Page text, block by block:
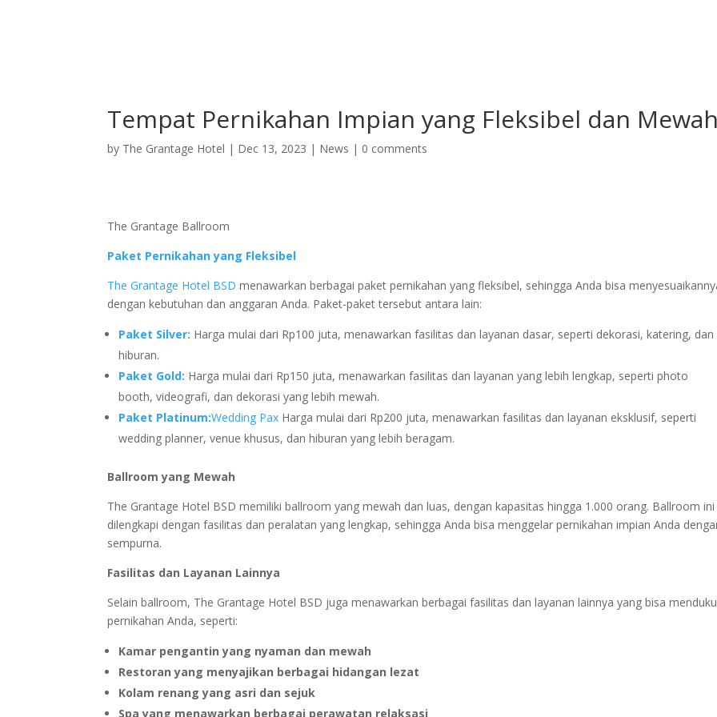
Tempat Pernikahan Impian yang Fleksibel dan Mewah
by The Grantage Hotel | Dec 13, 2023 | News | 0 comments
The Grantage Ballroom
Paket Pernikahan yang Fleksibel
The Grantage Hotel BSD menawarkan berbagai paket pernikahan yang fleksibel, sehingga Anda bisa
dengan kebutuhan dan anggaran Anda. Paket-paket tersebut antara lain:
Paket Silver: Harga mulai dari Rp100 juta, menawarkan fasilitas dan layanan dasar, seperti dekorasi, katering, dan
hiburan.
Paket Gold: Harga mulai dari Rp150 juta, menawarkan fasilitas dan layanan yang lebih lengkap, seperti photo
booth, videografi, dan dekorasi yang lebih mewah.
Paket Platinum:Wedding Pax Harga mulai dari Rp200 juta, menawarkan fasilitas dan layanan eksklusif, seperti
wedding planner, venue khusus, dan hiburan yang lebih beragam.
Ballroom yang Mewah
The Grantage Hotel BSD memiliki ballroom yang mewah dan luas, dengan kapasitas hingga 1.000 orang. Ballroom ini
dilengkapi dengan fasilitas dan peralatan yang lengkap, sehingga Anda bisa menggelar pernikahan impian Anda
sempurna.
Fasilitas dan Layanan Lainnya
Selain ballroom, The Grantage Hotel BSD juga menawarkan berbagai fasilitas dan layanan lainnya yang bisa
pernikahan Anda, seperti:
Kamar pengantin yang nyaman dan mewah
Restoran yang menyajikan berbagai hidangan lezat
Kolam renang yang asri dan sejuk
Spa yang menawarkan berbagai perawatan relaksasi